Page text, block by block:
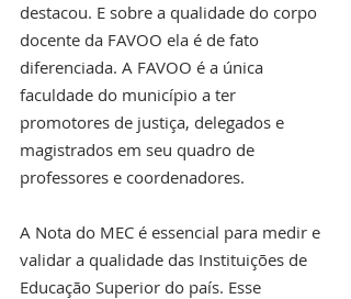
destacou. E sobre a qualidade do corpo
docente da FAVOO ela é de fato
diferenciada. A FAVOO é a única
faculdade do município a ter
promotores de justiça, delegados e
magistrados em seu quadro de
professores e coordenadores.
A Nota do MEC é essencial para medir e
validar a qualidade das Instituições de
Educação Superior do país. Esse